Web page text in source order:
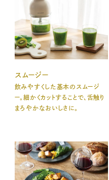
スムージー
飲みやすくした基本のスムージ
ー。細かくカットすることで、舌触り
まろやかなおいしさに。